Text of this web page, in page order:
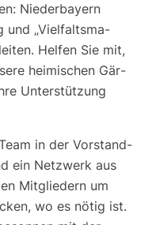
Nie­der­bay­ern
und „Viel­falts­ma­
Hel­fen Sie mit,
hei­mi­schen Gär­
Unter­stüt­zung
in der Vor­stand­
ein Netz­werk aus
Mit­glie­dern um
wo es nötig ist.